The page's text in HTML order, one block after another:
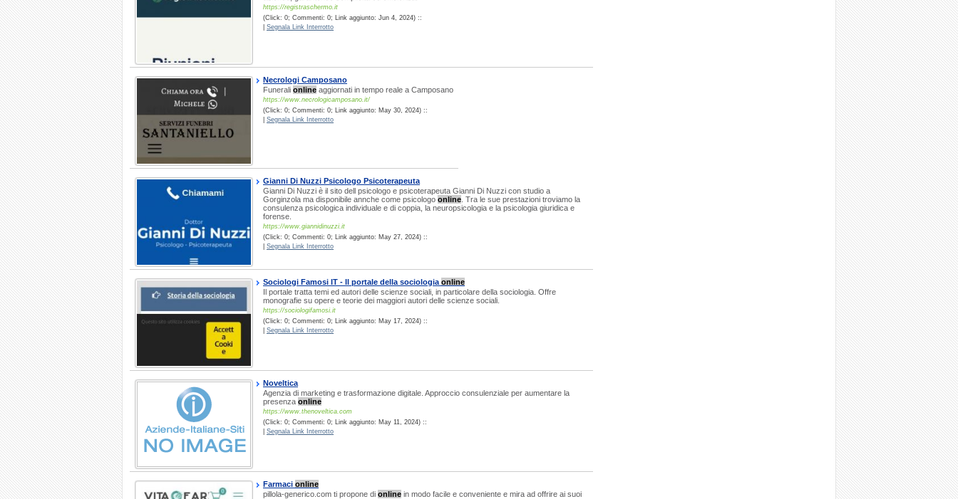
https://registraschermo.it
(Click: 0; Commenti: 0; Link aggiunto: Jun 4, 2024) ::
Segnala Link Interrotto
Necrologi Camposano
Funerali online aggiornati in tempo reale a Camposano
https://www.necrologicamposano.it/
(Click: 0; Commenti: 0; Link aggiunto: May 30, 2024) ::
Segnala Link Interrotto
Gianni Di Nuzzi Psicologo Psicoterapeuta
Gianni Di Nuzzi è il sito dell psicologo e psicoterapeuta Gianni Di Nuzzi con studio a
Gorginzola ma disponibile annche come psicologo online . Tra le sue prestazioni troviamo la
consulenza psicologica individuale e di coppia, la neuropsicologia e la psicologia giuridica e
forense.
https://www.giannidinuzzi.it
(Click: 0; Commenti: 0; Link aggiunto: May 27, 2024) ::
Segnala Link Interrotto
Sociologi Famosi IT - Il portale della sociologia online
Il portale tratta temi ed autori delle scienze sociali, in particolare della sociologia. Offre
monografie su opere e teorie dei maggiori autori delle scienze sociali.
https://sociologifamosi.it
(Click: 0; Commenti: 0; Link aggiunto: May 17, 2024) ::
Segnala Link Interrotto
Noveltica
Agenzia di marketing e trasformazione digitale. Approccio consulenziale per aumentare la
presenza online
https://www.thenoveltica.com
(Click: 0; Commenti: 0; Link aggiunto: May 11, 2024) ::
Segnala Link Interrotto
Farmaci online
pillola-generico.com ti propone di online in modo facile e conveniente e mira ad offrire ai suoi